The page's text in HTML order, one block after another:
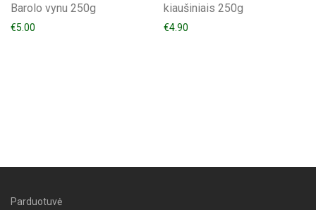
Barolo vynu 250g
€5.00
kiaušiniais 250g
€4.90
Parduotuvė